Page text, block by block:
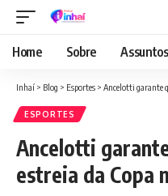
Home Sobre Assuntos
Inhaí > Blog > Esportes > Ancelotti garante
ESPORTES
Ancelotti
estreia da Copa